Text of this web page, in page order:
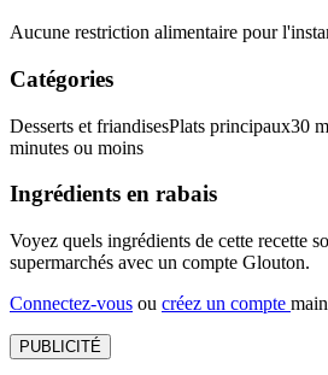
Aucune restriction alimentaire pour
Catégories
Desserts et friandisesPlats principaux30
minutes ou moins
Ingrédients en rabais
Voyez quels ingrédients de cette recette
supermarchés avec un compte Glouton.
Connectez-vous ou créez un compte
PUBLICITÉ